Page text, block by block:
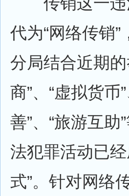
代为“网络传销
分局结合近期
商”、“虚拟货币
善”、“旅游互
法犯罪活动已
式”。针对网络